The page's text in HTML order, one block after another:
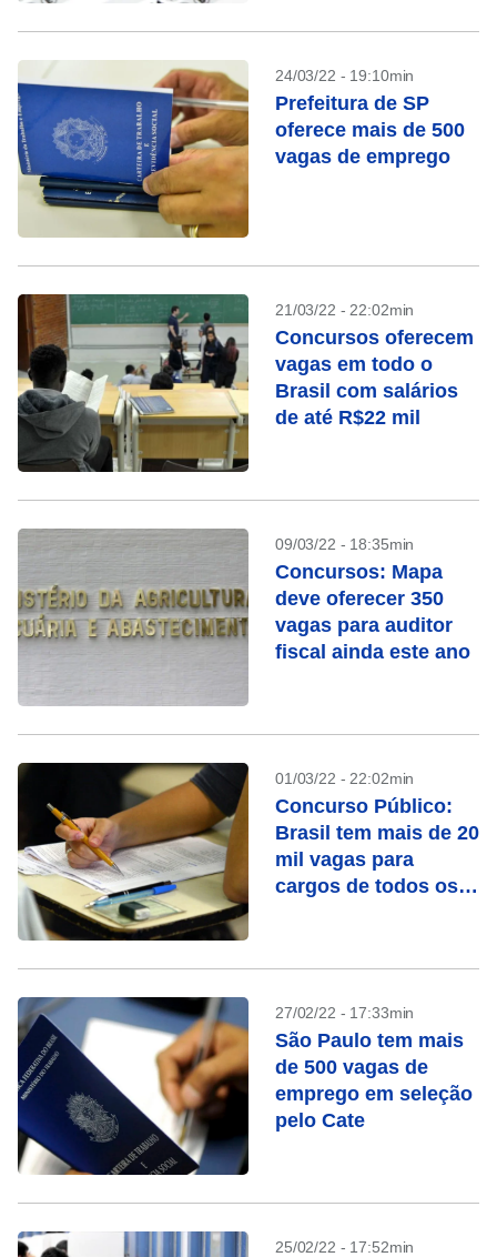
24/03/22 - 19:10min
Prefeitura de SP
oferece mais de 500
vagas de emprego
21/03/22 - 22:02min
Concursos oferecem
vagas em todo o
Brasil com salários
de até R$22 mil
09/03/22 - 18:35min
Concursos: Mapa
deve oferecer 350
vagas para auditor
fiscal ainda este ano
01/03/22 - 22:02min
Concurso Público:
Brasil tem mais de 20
mil vagas para
cargos de todos os
27/02/22 - 17:33min
São Paulo tem mais
de 500 vagas de
emprego em seleção
pelo Cate
25/02/22 - 17:52min